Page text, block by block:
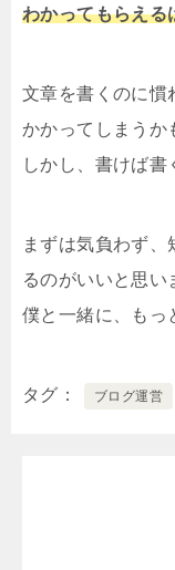
わかってもらえる
文章を書くのに慣
かかってしまうか
しかし、書けば書
まずは気負わず
るのがいいと思い
僕と一緒に、もっ
タグ ブログ運営